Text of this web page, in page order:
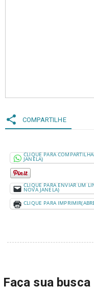
share COMPARTILHE
CLIQUE PARA
JANELA)
CLIQUE PARA ENVIAR UM
NOVA JANELA)
CLIQUE PARA
Faça sua busca